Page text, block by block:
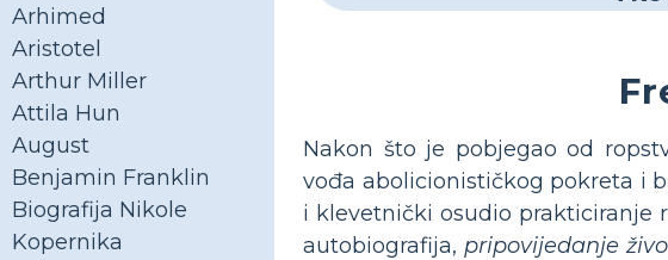
Arhimed
Aristotel
Arthur Miller
Attila Hun
August
Benjamin Franklin
Biografija Nikole
Kopernika
Nakon što je pobjegao od
vođa abolicionističkog pokreta i
i klevetnički osudio prakticiranje
autobiografija, pripovijedanje